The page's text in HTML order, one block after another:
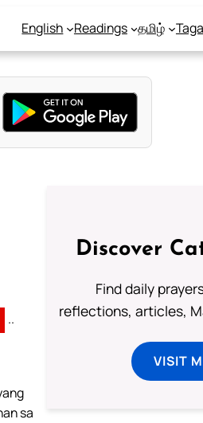
English Readings தமிழ்
..
sa
Discover
Find daily
reflections, articles,
VISIT